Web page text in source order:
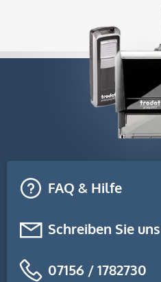
FAQ & Hilfe
Schreiben Sie uns
07156 / 1782730